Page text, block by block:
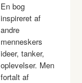
En bog
inspireret af
andre
menneskers
ideer, tanker,
oplevelser. Men
fortalt af